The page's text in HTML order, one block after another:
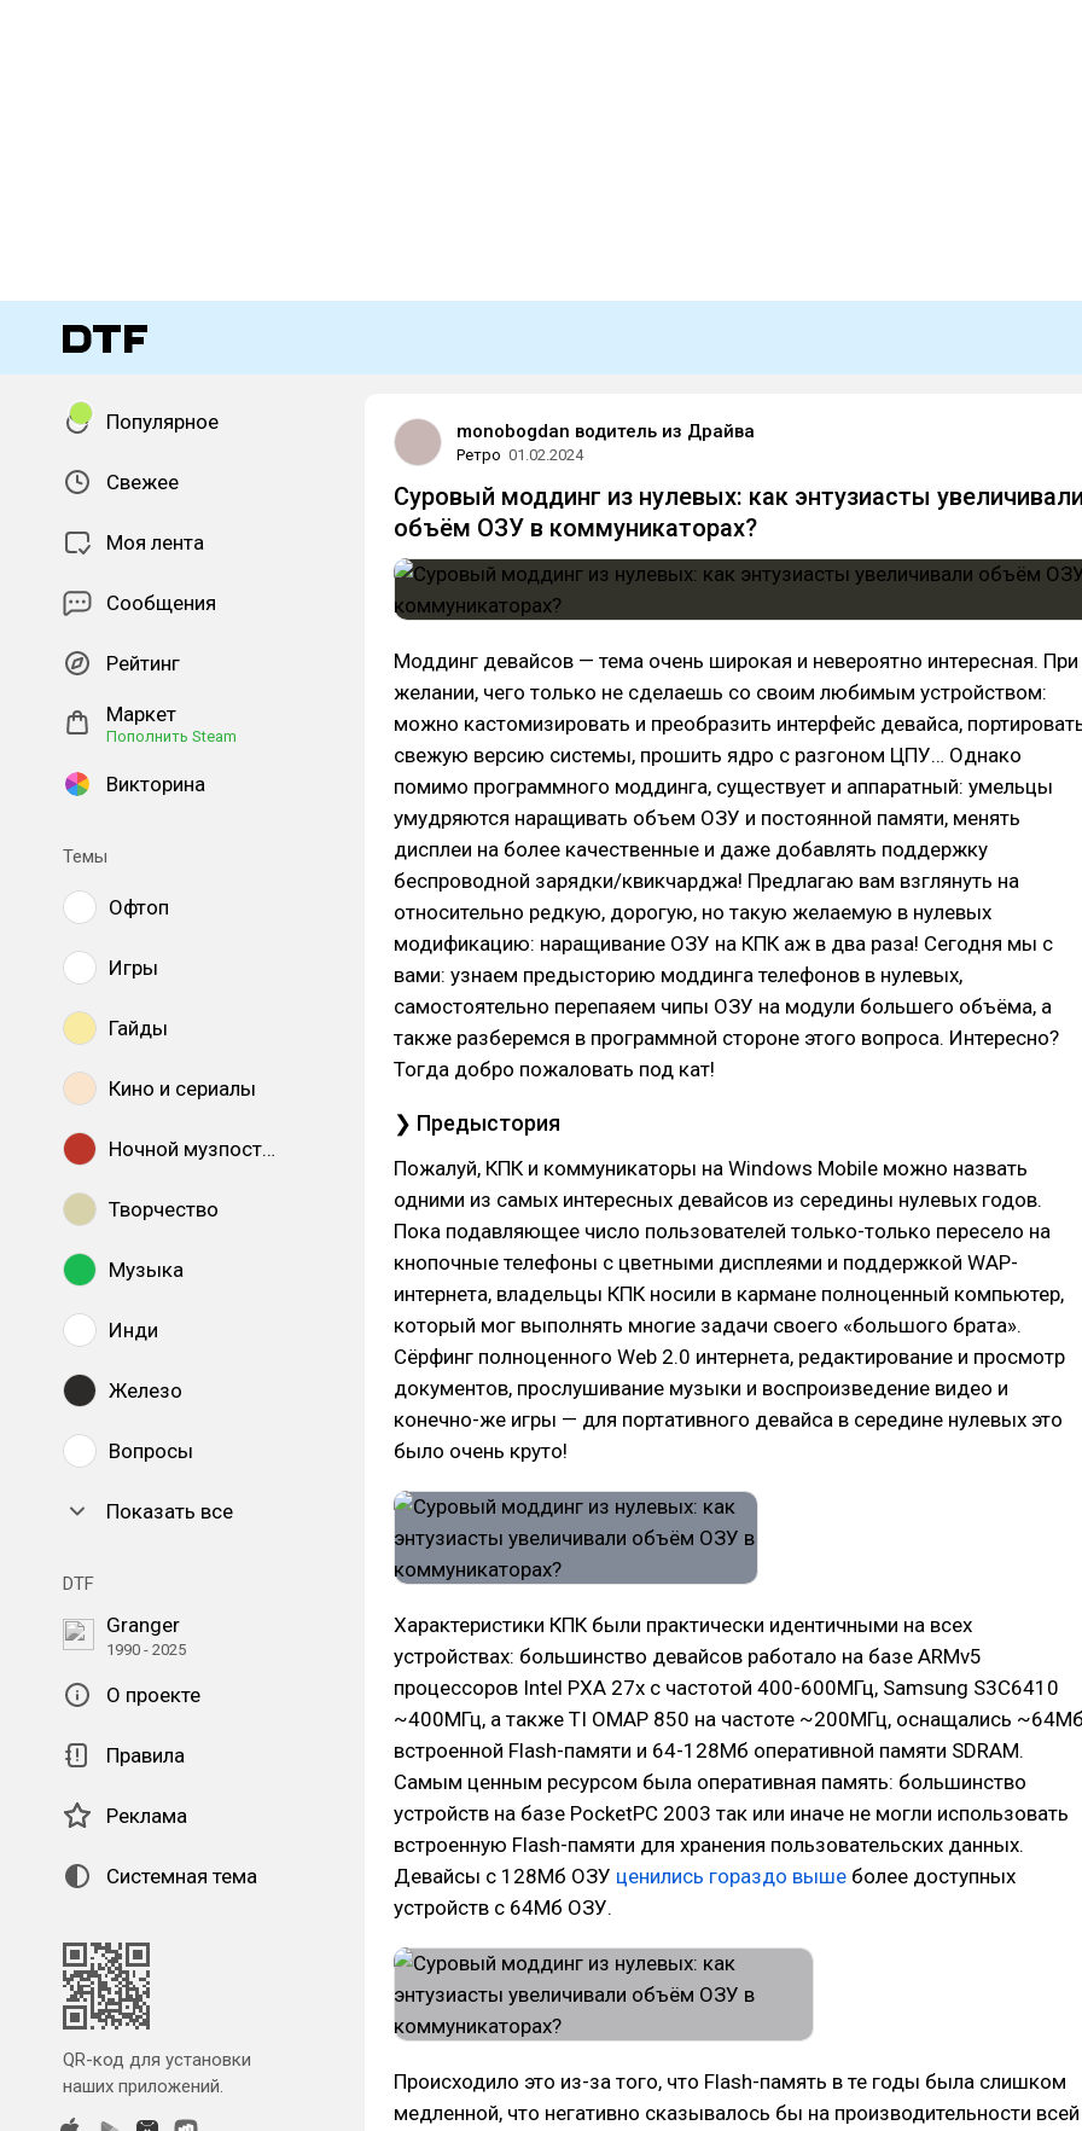
Популярное
Свежее
Моя лента
Сообщения
Рейтинг
Маркет
Пополнить Steam
Викторина
Темы
Офтоп
Игры
Гайды
Кино и сериалы
Ночной музпостинг
Творчество
Музыка
Инди
Железо
Вопросы
Показать все
DTF
Granger
1990 - 2025
О проекте
Правила
Реклама
Системная тема
QR-код для установки
наших приложений.
monobogdan водитель из Драйва
Ретро 01.02.2024
Суровый моддинг из нулевых: как энтузиасты
объём ОЗУ в коммуникаторах?
Моддинг девайсов — тема очень широкая и невероятно интересная. При
желании, чего только не сделаешь со своим любимым устройством:
можно кастомизировать и преобразить интерфейс девайса,
свежую версию системы, прошить ядро с разгоном ЦПУ… Однако
помимо программного моддинга, существует и аппаратный: умельцы
умудряются наращивать объем ОЗУ и постоянной памяти, менять
дисплеи на более качественные и даже добавлять поддержку
беспроводной зарядки/квикчарджа! Предлагаю вам взглянуть на
относительно редкую, дорогую, но такую желаемую в нулевых
модификацию: наращивание ОЗУ на КПК аж в два раза! Сегодня мы с
вами: узнаем предысторию моддинга телефонов в нулевых,
самостоятельно перепаяем чипы ОЗУ на модули большего объёма, а
также разберемся в программной стороне этого вопроса. Интересно?
Тогда добро пожаловать под кат!
❯ Предыстория
Пожалуй, КПК и коммуникаторы на Windows Mobile можно назвать
одними из самых интересных девайсов из середины нулевых годов.
Пока подавляющее число пользователей только-только пересело на
кнопочные телефоны с цветными дисплеями и поддержкой WAP-
интернета, владельцы КПК носили в кармане полноценный компьютер,
который мог выполнять многие задачи своего «большого брата».
Сёрфинг полноценного Web 2.0 интернета, редактирование и просмотр
документов, прослушивание музыки и воспроизведение видео и
конечно-же игры — для портативного девайса в середине нулевых это
было очень круто!
Характеристики КПК были практически идентичными на всех
устройствах: большинство девайсов работало на базе ARMv5
процессоров Intel PXA 27x с частотой 400-600МГц, Samsung S3C6410
~400МГц, а также TI OMAP 850 на частоте ~200МГц, оснащались
встроенной Flash-памяти и 64-128Мб оперативной памяти SDRAM.
Самым ценным ресурсом была оперативная память: большинство
устройств на базе PocketPC 2003 так или иначе не могли использовать
встроенную Flash-памяти для хранения пользовательских данных.
Девайсы с 128Мб ОЗУ ценились гораздо выше более доступных
устройств с 64Мб ОЗУ.
Происходило это из-за того, что Flash-память в те годы была слишком
медленной, что негативно сказывалось бы на производительности всей